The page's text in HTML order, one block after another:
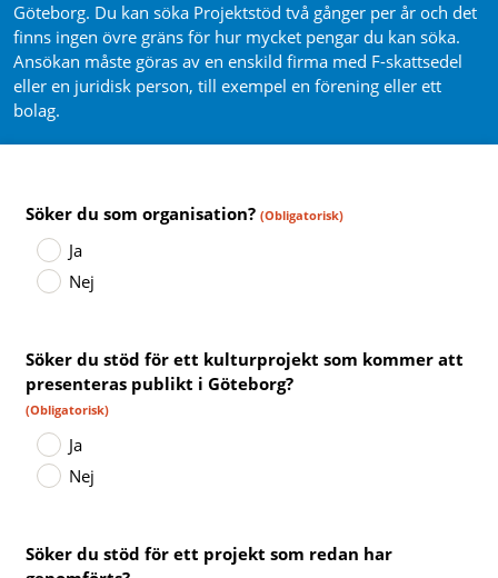
Göteborg. Du kan söka Projektstöd två gånger per år och det
finns ingen övre gräns för hur mycket pengar du kan söka.
Ansökan måste göras av en enskild firma med F-skattsedel
eller en juridisk person, till exempel en förening eller ett
bolag.
Söker du som organisation? (Obligatorisk)
Ja
Nej
Söker du stöd för ett kulturprojekt som kommer att
presenteras publikt i Göteborg?
(Obligatorisk)
Ja
Nej
Söker du stöd för ett projekt som redan har